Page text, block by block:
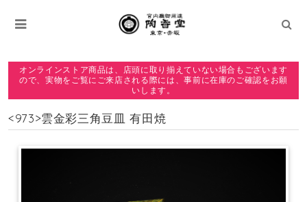
オンラインストア商品は、店頭に取り揃えていない場合もございます
ので、実物をご覧にご来店される際には、事前に在庫のご確認をお願
いします。
<973>雲金彩三角豆皿 有田焼